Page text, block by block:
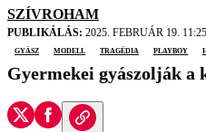
SZÍVROHAM
PUBLIKÁLÁS: 2025. FEBRUÁR 19. 11:25
gyász
modell tragédia Playboy
Gyermekei gyászolják a